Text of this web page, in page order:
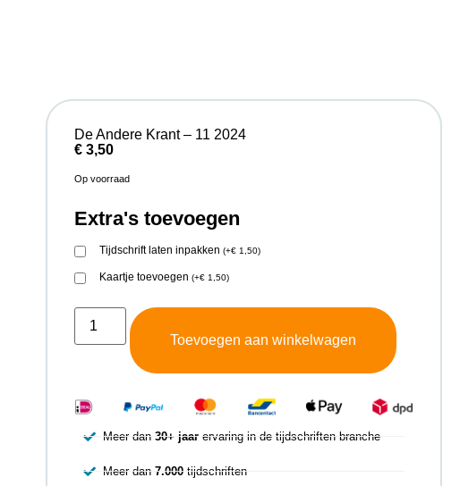
De Andere Krant – 11 2024
€3,50
Op voorraad
Extra's toevoegen
Tijdschrift laten inpakken (+€1,50)
Kaartje toevoegen (+€1,50)
Toevoegen aan winkelwagen
Meer dan30+ jaar ervaring in de tijdschriften branche
Meer dan7.000 tijdschriften